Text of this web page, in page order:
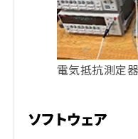
電気抵抗測定器
ソフトウェア